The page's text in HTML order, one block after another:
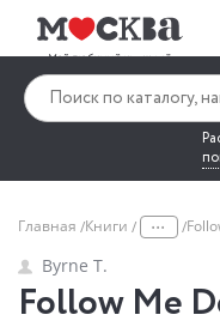
Главная Книги ...
Byrne T.
Follow Me